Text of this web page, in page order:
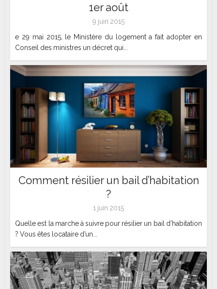
1er août
9 juin 2015
e 29 mai 2015, le Ministère du logement a fait adopter en
Conseil des ministres un décret qui...
Comment résilier un bail d’habitation
?
1 juin 2015
Quelle est la marche à suivre pour résilier un bail d’habitation
? Vous êtes locataire d’un...